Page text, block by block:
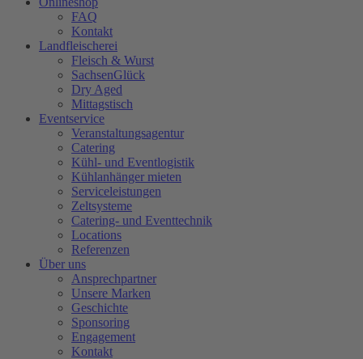
FAQ
Kontakt
Landfleischerei
Fleisch & Wurst
SachsenGlück
Dry Aged
Mittagstisch
Eventservice
Veranstaltungsagentur
Catering
Kühl- und Eventlogistik
Kühlanhänger mieten
Serviceleistungen
Zeltsysteme
Catering- und Eventtechnik
Locations
Referenzen
Über uns
Ansprechpartner
Unsere Marken
Geschichte
Sponsoring
Engagement
Kontakt